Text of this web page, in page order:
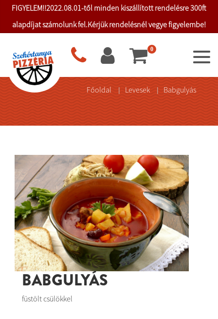
FIGYELEM!!2022.08.01-től minden kiszállított rendelésre 300ft
alapdíjat számolunk fel.Kérjük rendelésnél vegye figyelembe!
0
Főoldal Levesek Babgulyás
BABGULYÁS
füstölt csülökkel